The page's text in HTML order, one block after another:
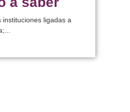
instituciones ligadas a